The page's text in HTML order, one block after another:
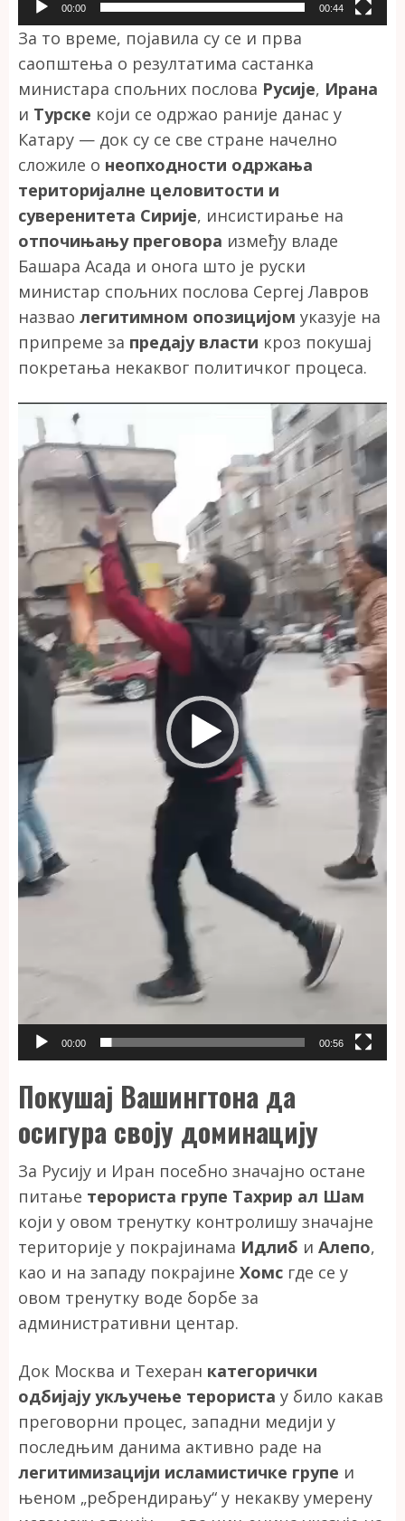
00:00 00:44
За то време, појавила су се и прва
саопштења о резултатима састанка
министара спољних послова Русије, Ирана
и Турске који се одржао раније данас у
Катару — док су се све стране начелно
сложиле о неопходности одржања
територијалне целовитости и
суверенитета Сирије, инсистирање на
отпочињању преговора између владе
Башара Асада и онога што је руски
министар спољних послова Сергеј Лавров
назвао легитимном опозицијом указује на
припреме за предају власти кроз покушај
покретања некаквог политичког процеса.
Прегледач
видео
записа
00:00 00:56
Покушај Вашингтона да
осигура своју доминацију
За Русију и Иран посебно значајно остане
питање терориста групе Тахрир ал Шам
који у овом тренутку контролишу значајне
територије у покрајинама Идлиб и Алепо,
као и на западу покрајине Хомс где се у
овом тренутку воде борбе за
административни центар.
Док Москва и Техеран категорички
одбијају укључење терориста у било какав
преговорни процес, западни медији у
последњим данима активно раде на
легитимизацији исламистичке групе и
њеном „ребрендирању“ у некакву умерену